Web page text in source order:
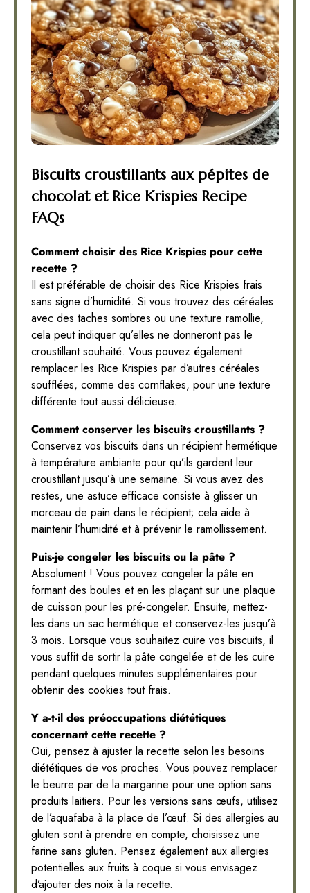
Biscuits croustillants aux pépites de
chocolat et Rice Krispies Recipe
FAQs
Comment choisir des Rice Krispies pour cette
recette ?
Il est préférable de choisir des Rice Krispies frais
sans signe d’humidité. Si vous trouvez des céréales
avec des taches sombres ou une texture ramollie,
cela peut indiquer qu’elles ne donneront pas le
croustillant souhaité. Vous pouvez également
remplacer les Rice Krispies par d’autres céréales
soufflées, comme des cornflakes, pour une texture
différente tout aussi délicieuse.
Comment conserver les biscuits croustillants ?
Conservez vos biscuits dans un récipient hermétique
à température ambiante pour qu’ils gardent leur
croustillant jusqu’à une semaine. Si vous avez des
restes, une astuce efficace consiste à glisser un
morceau de pain dans le récipient; cela aide à
maintenir l’humidité et à prévenir le ramollissement.
Puis-je congeler les biscuits ou la pâte ?
Absolument ! Vous pouvez congeler la pâte en
formant des boules et en les plaçant sur une plaque
de cuisson pour les pré-congeler. Ensuite, mettez-
les dans un sac hermétique et conservez-les jusqu’à
3 mois. Lorsque vous souhaitez cuire vos biscuits, il
vous suffit de sortir la pâte congelée et de les cuire
pendant quelques minutes supplémentaires pour
obtenir des cookies tout frais.
Y a-t-il des préoccupations diététiques
concernant cette recette ?
Oui, pensez à ajuster la recette selon les besoins
diététiques de vos proches. Vous pouvez remplacer
le beurre par de la margarine pour une option sans
produits laitiers. Pour les versions sans œufs, utilisez
de l’aquafaba à la place de l’œuf. Si des allergies au
gluten sont à prendre en compte, choisissez une
farine sans gluten. Pensez également aux allergies
potentielles aux fruits à coque si vous envisagez
d’ajouter des noix à la recette.